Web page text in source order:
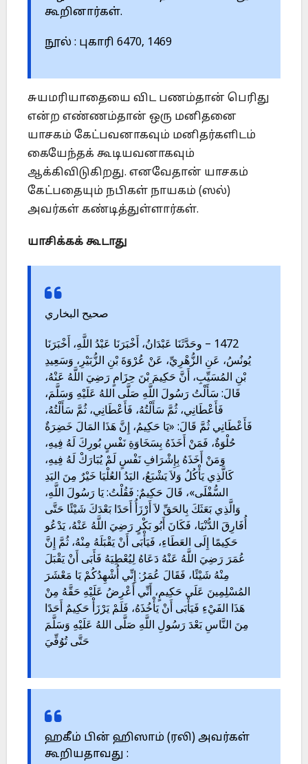
கூறினார்கள்.
நூல் : புகாரி 6470, 1469
சுயமரியாதையை விட பணம்தான் பெரிது
என்ற எண்ணம்தான் ஒரு மனிதனை
யாசகம் கேட்பவனாகவும் மனிதர்களிடம்
கையேந்தக் கூடியவனாகவும்
ஆக்கிவிடுகிறது. எனவேதான் யாசகம்
கேட்பதையும் நபிகள் நாயகம் (ஸல்)
அவர்கள் கண்டித்துள்ளார்கள்.
யாசிக்கக் கூடாது
صحيح البخاري
1472 – وحَدَّثَنَا عَبْدَانُ، أَخْبَرَنَا عَبْدُ اللَّهِ، أَخْبَرَنَا
يُونُسُ، عَنِ الزُّهْرِيِّ، عَنْ عُرْوَةَ بْنِ الزُّبَيْرِ، وَسَعِيدِ
بْنِ المُسَيِّبِ، أَنَّ حَكِيمَ بْنَ حِزَامٍ رَضِيَ اللَّهُ عَنْهُ،
قَالَ: سَأَلْتُ رَسُولَ اللَّهِ صَلَّى اللهُ عَلَيْهِ وَسَلَّمَ،
فَأَعْطَانِي، ثُمَّ سَأَلْتُهُ، فَأَعْطَانِي، ثُمَّ سَأَلْتُهُ،
فَأَعْطَانِي ثُمَّ قَالَ: «يَا حَكِيمُ، إِنَّ هَذَا المَالَ خَضِرَةٌ
حُلْوَةٌ، فَمَنْ أَخَذَهُ بِسَخَاوَةِ نَفْسٍ بُورِكَ لَهُ فِيهِ،
وَمَنْ أَخَذَهُ بِإِشْرَافِ نَفْسٍ لَمْ يُبَارَكْ لَهُ فِيهِ،
كَالَّذِي يَأْكُلُ وَلاَ يَشْبَعُ، اليَدُ العُلْيَا خَيْرٌ مِنَ اليَدِ
السُّفْلَى»، قَالَ حَكِيمٌ: فَقُلْتُ: يَا رَسُولَ اللَّهِ،
وَالَّذِي بَعَثَكَ بِالحَقِّ لاَ أَرْزَأُ أَحَدًا بَعْدَكَ شَيْئًا حَتَّى
أُفَارِقَ الدُّنْيَا، فَكَانَ أَبُو بَكْرٍ رَضِيَ اللَّهُ عَنْهُ، يَدْعُو
حَكِيمًا إِلَى العَطَاءِ، فَيَأْبَى أَنْ يَقْبَلَهُ مِنْهُ، ثُمَّ إِنَّ
عُمَرَ رَضِيَ اللَّهُ عَنْهُ دَعَاهُ لِيُعْطِيَهُ فَأَبَى أَنْ يَقْبَلَ
مِنْهُ شَيْئًا، فَقَالَ عُمَرُ: إِنِّي أُشْهِدُكُمْ يَا مَعْشَرَ
المُسْلِمِينَ عَلَى حَكِيمٍ، أَنِّي أَعْرِضُ عَلَيْهِ حَقَّهُ مِنْ
هَذَا الفَيْءِ فَيَأْبَى أَنْ يَأْخُذَهُ، فَلَمْ يَرْزَأْ حَكِيمٌ أَحَدًا
مِنَ النَّاسِ بَعْدَ رَسُولِ اللَّهِ صَلَّى اللهُ عَلَيْهِ وَسَلَّمَ
حَتَّى تُوُفِّيَ
ஹகீம் பின் ஹிஸாம் (ரலி) அவர்கள்
கூறியதாவது :